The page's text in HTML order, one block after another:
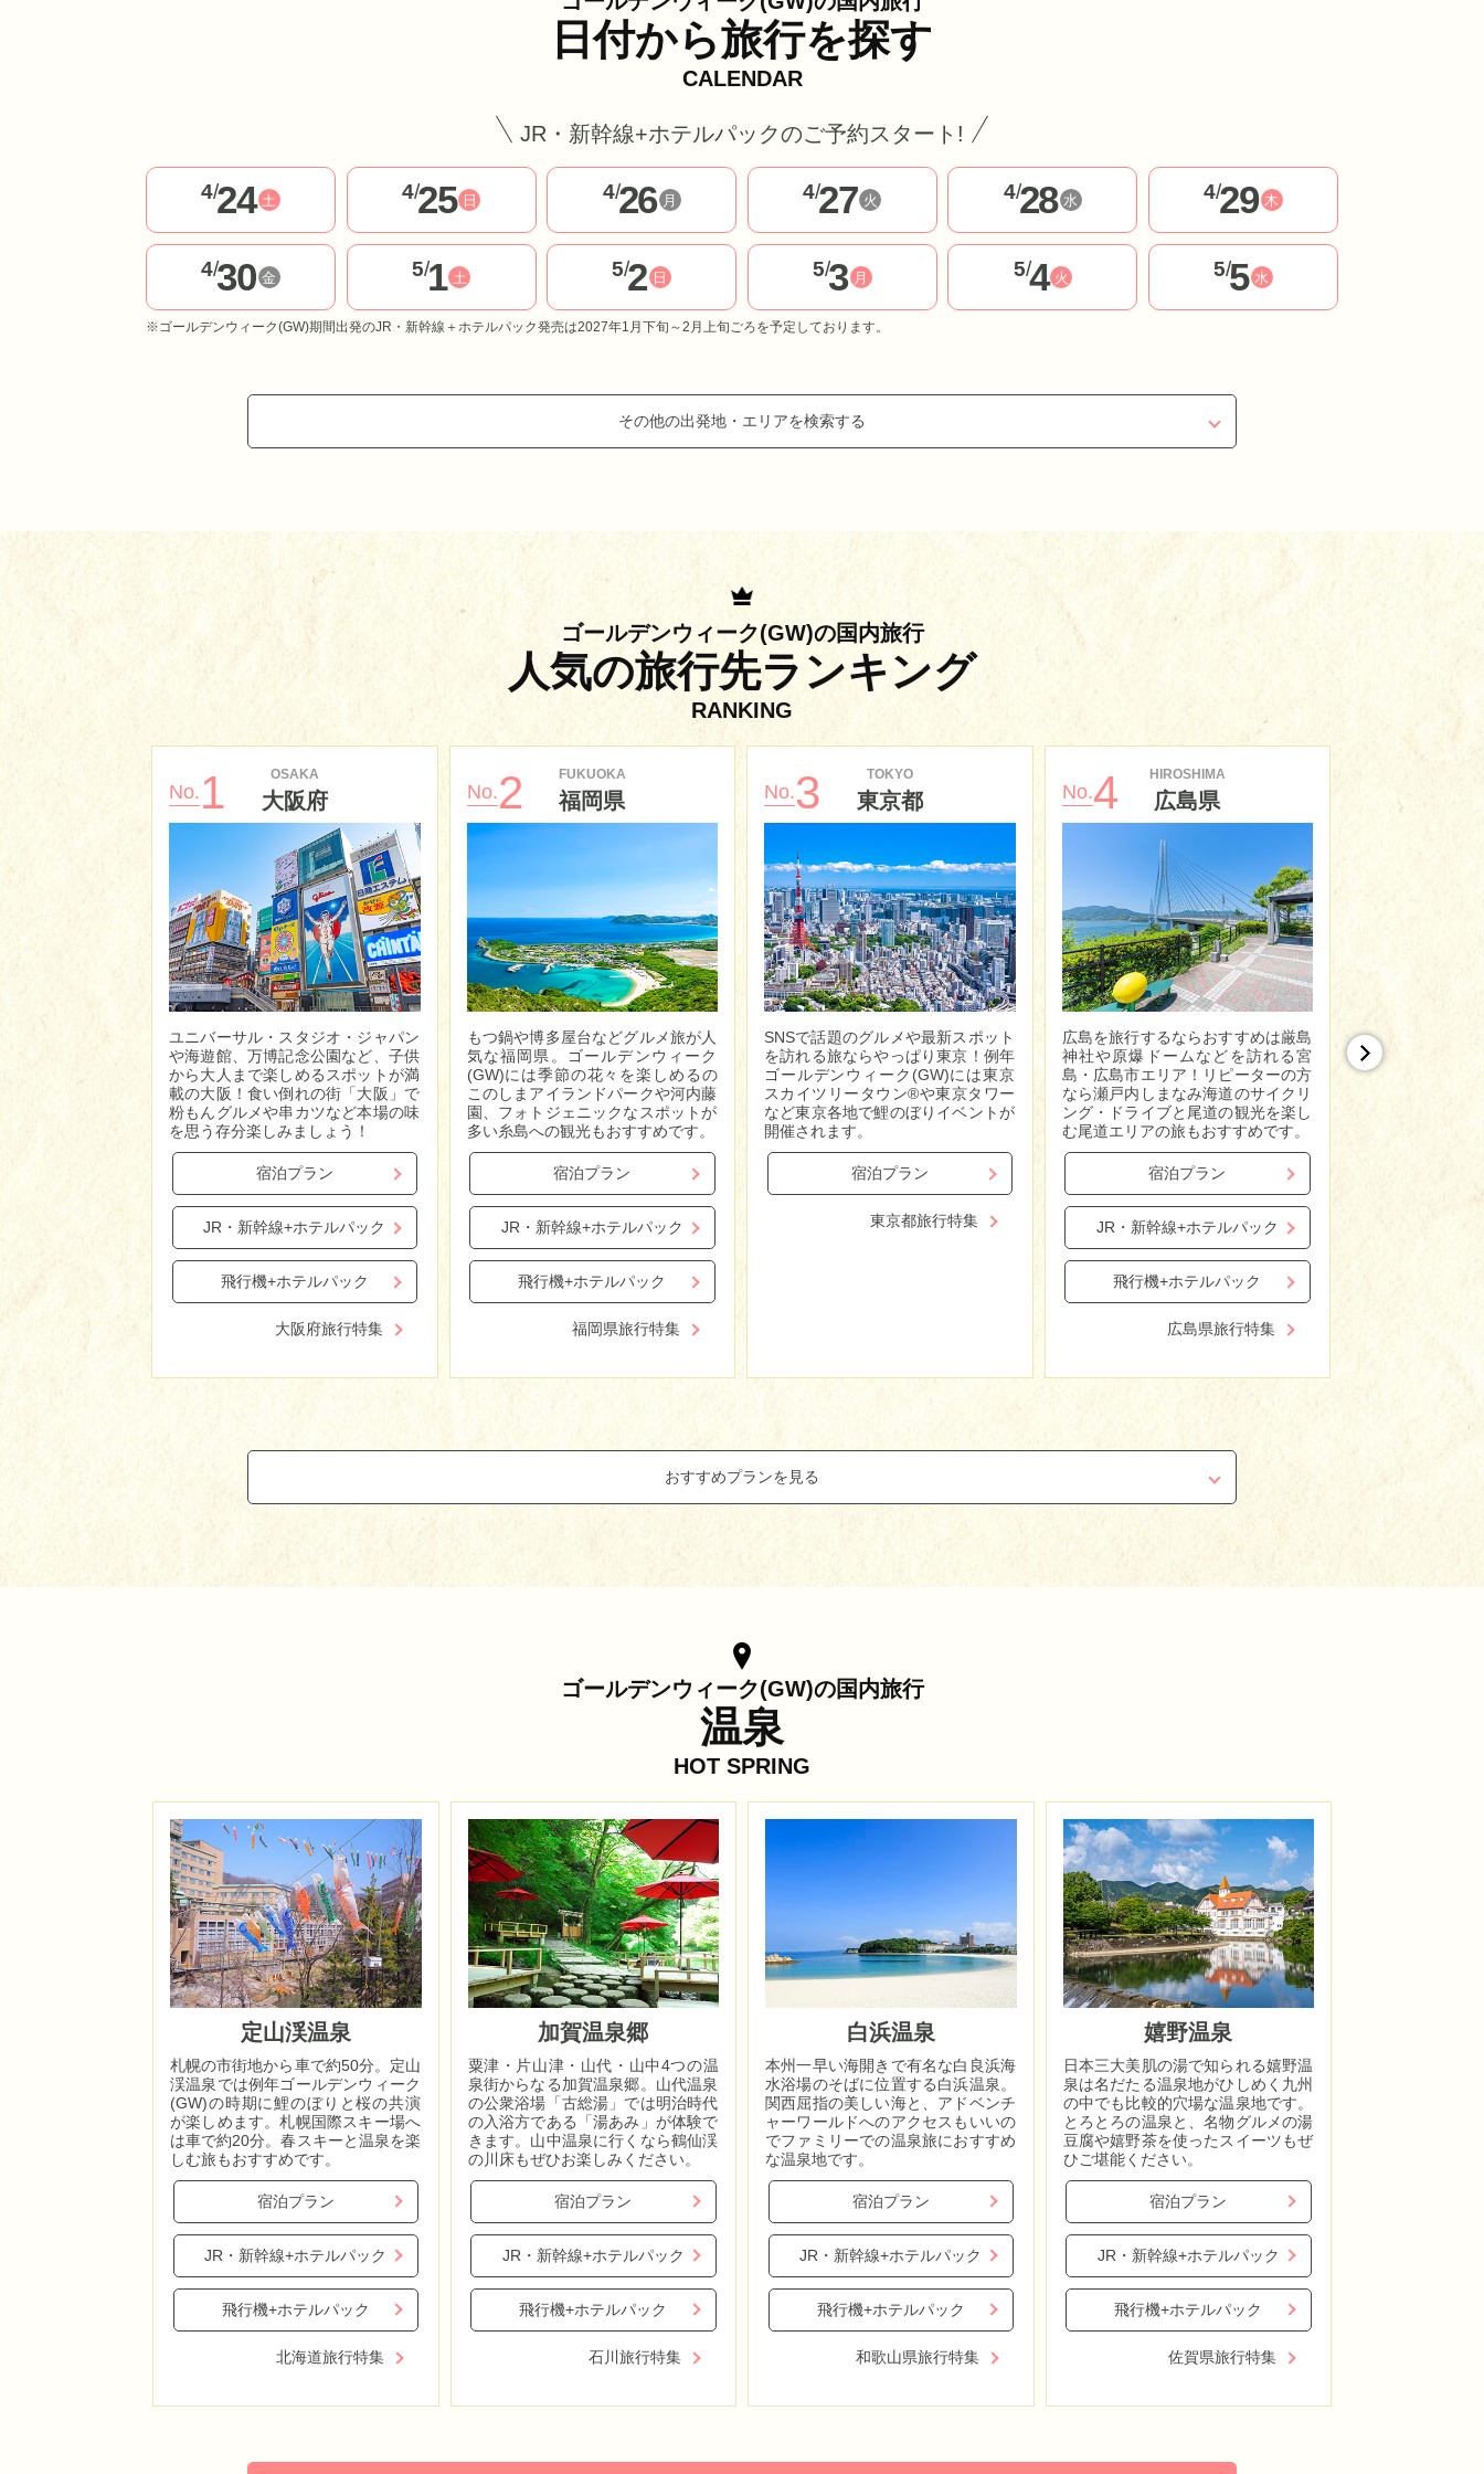
日付から旅行を探す
CALENDAR
JR・新幹線+ホテルパックのご予約スタート!
4/24 土 4/25 日 4/26 月 4/27 火 4/28 水 4/29 木
4/30 金 5/1 土 5/2 日 5/3 月 5/4 火 5/5 水
※ゴールデンウィーク(GW)期間出発のJR・新幹線＋ホテルパック発売は2027年1月下旬～2月上旬ごろを予定しております。
その他の出発地・エリアを検索する
ゴールデンウィーク(GW)の国内旅行
人気の旅行先ランキング
RANKING
No. 1 OSAKA
大阪府
ユニバーサル・スタジオ・ジャパン
や海遊館、万博記念公園など、子供
から大人まで楽しめるスポットが満
載の大阪！食い倒れの街「大阪」で
粉もんグルメや串カツなど本場の味
を思う存分楽しみましょう！
宿泊プラン
JR・新幹線+ホテルパック
飛行機+ホテルパック
大阪府旅行特集
No.2 FUKUOKA
福岡県
もつ鍋や博多屋台などグルメ旅が人
気な福岡県。ゴールデンウィーク
(GW)には季節の花々を楽しめるの
このしまアイランドパークや河内藤
園、フォトジェニックなスポットが
多い糸島への観光もおすすめです。
宿泊プラン
JR・新幹線+ホテルパック
飛行機+ホテルパック
福岡県旅行特集
No.3 TOKYO
東京都
SNSで話題のグルメや最新スポット
を訪れる旅ならやっぱり東京！例年
ゴールデンウィーク(GW)には東京
スカイツリータウン®や東京タワー
など東京各地で鯉のぼりイベントが
開催されます。
宿泊プラン
東京都旅行特集
No.4 HIROSHIMA
広島県
広島を旅行するならおすすめは厳島
神社や原爆ドームなどを訪れる宮
島・広島市エリア！リピーターの方
なら瀬戸内しまなみ海道のサイクリ
ング・ドライブと尾道の観光を楽し
む尾道エリアの旅もおすすめです。
宿泊プラン
JR・新幹線+ホテルパック
飛行機+ホテルパック
広島県旅行特集
5
国内にいながら
囲気を楽しみた
街や神戸中華街
おすすめプランを見る
ゴールデンウィーク(GW)の国内旅行
温泉
HOT SPRING
定山渓温泉
札幌の市街地から車で約50分。定山
渓温泉では例年ゴールデンウィーク
(GW)の時期に鯉のぼりと桜の共演
が楽しめます。札幌国際スキー場へ
は車で約20分。春スキーと温泉を楽
しむ旅もおすすめです。
宿泊プラン
JR・新幹線+ホテルパック
飛行機+ホテルパック
北海道旅行特集
加賀温泉郷
粟津・片山津・山代・山中4つの温
泉街からなる加賀温泉郷。山代温泉
の公衆浴場「古総湯」では明治時代
の入浴方である「湯あみ」が体験で
きます。山中温泉に行くなら鶴仙渓
の川床もぜひお楽しみください。
宿泊プラン
JR・新幹線+ホテルパック
飛行機+ホテルパック
石川旅行特集
白浜温泉
本州一早い海開きで有名な白良浜海
水浴場のそばに位置する白浜温泉。
関西屈指の美しい海と、アドベンチ
ャーワールドへのアクセスもいいの
でファミリーでの温泉旅におすすめ
な温泉地です。
宿泊プラン
JR・新幹線+ホテルパック
飛行機+ホテルパック
和歌山県旅行特集
嬉野温泉
日本三大美肌の湯で知られる嬉野温
泉は名だたる温泉地がひしめく九州
の中でも比較的穴場な温泉地です。
とろとろの温泉と、名物グルメの湯
豆腐や嬉野茶を使ったスイーツもぜ
ひご堪能ください。
宿泊プラン
JR・新幹線+ホテルパック
飛行機+ホテルパック
佐賀県旅行特集